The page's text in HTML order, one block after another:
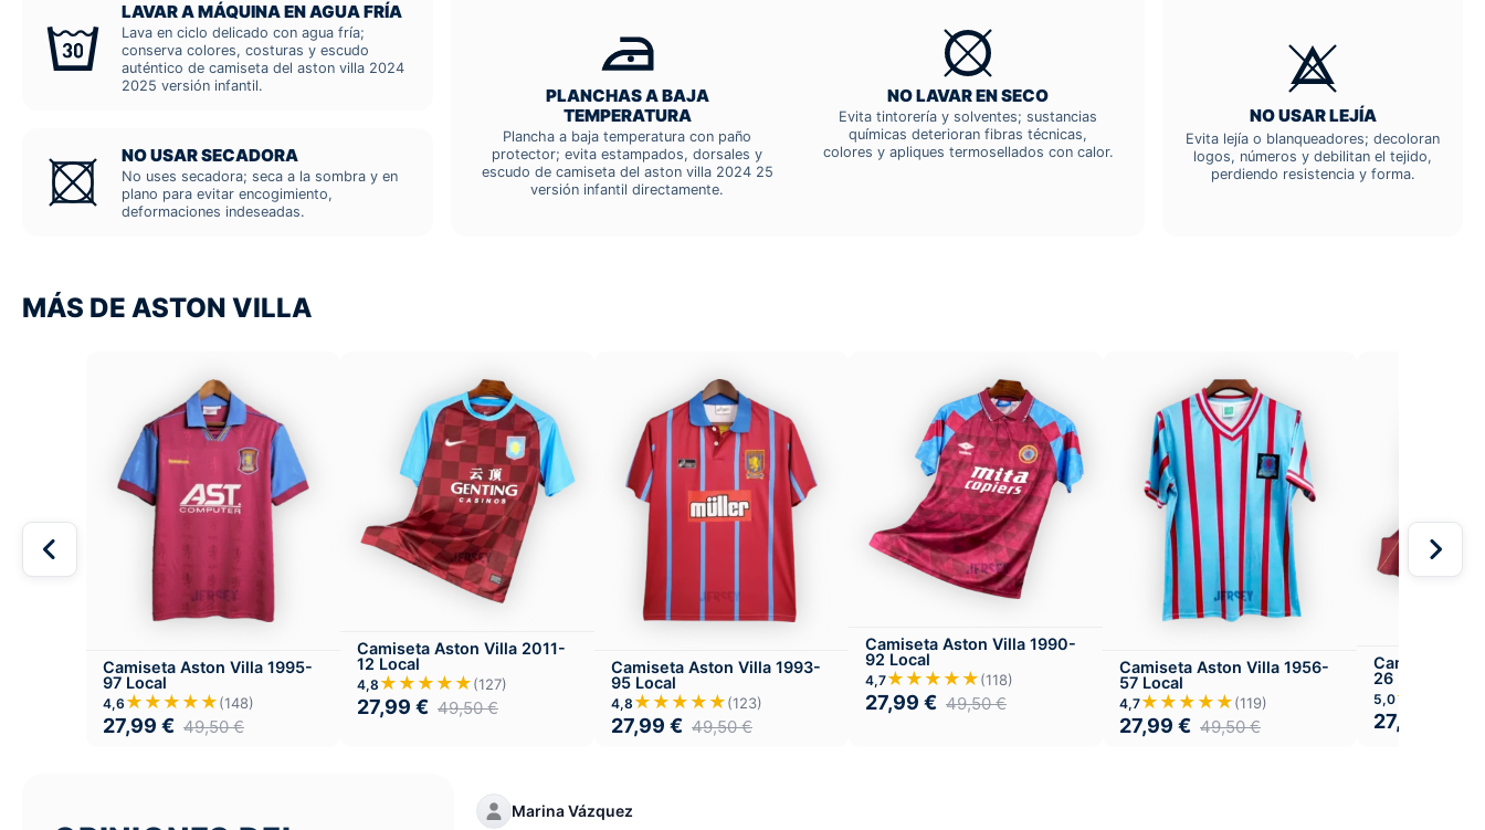
LAVAR A MÁQUINA EN AGUA FRÍA
Lava en ciclo delicado con agua fría;
conserva colores, costuras y escudo
auténtico de camiseta del aston villa 2024
2025 versión infantil.
NO USAR SECADORA
No uses secadora; seca a la sombra y en
plano para evitar encogimiento,
deformaciones indeseadas.
PLANCHAS A BAJA
TEMPERATURA
Plancha a baja temperatura con paño
protector; evita estampados, dorsales y
escudo de camiseta del aston villa 2024 25
versión infantil directamente.
NO LAVAR EN SECO
Evita tintorería y solventes; sustancias
químicas deterioran fibras técnicas,
colores y apliques termosellados con calor.
NO USAR LEJÍA
Evita lejía o blanqueadores; decoloran
logos, números y debilitan el tejido,
perdiendo resistencia y forma.
MÁS DE ASTON VILLA
Camiseta Aston Villa 1995-
97 Local
4,6 ★★★★★(148)
27,99 € 49,50€
Camiseta Aston Villa 2011-
12 Local
4,8 ★★★★★(127)
27,99 € 49,50€
Camiseta Aston Villa 1993-
95 Local
4,8 ★★★★★(123)
27,99 € 49,50€
Camiseta Aston Villa 1990-
92 Local
4,7★★★★★(118)
27,99 € 49,50€
Camiseta Aston Villa 1956-
57 Local
4,7★★★★★(119)
27,99 € 49,50€
Camiseta
26 Local
5,0
27,99
Marina Vázquez